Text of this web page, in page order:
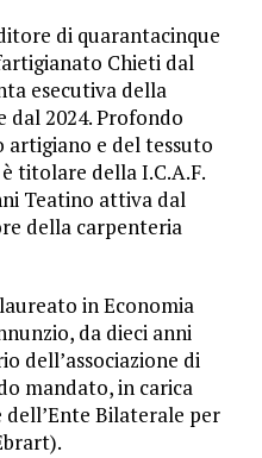
di quarantacinque
Chieti dal
esecutiva della
dal 2024. Profondo
e del tessuto
titolare della I.C.A.F.
Teatino attiva dal
della carpenteria
in Economia
da dieci anni
dell’associazione di
mandato, in carica
dell’Ente Bilaterale per